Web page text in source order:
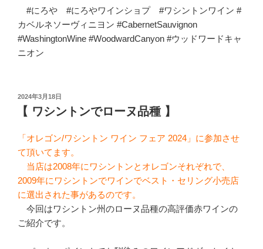
#にろや #にろやワインショプ #ワシントンワイン #
カベルネソーヴィニヨン #CabernetSauvignon
#WashingtonWine #WoodwardCanyon #ウッドワードキャ
ニオン
投
日:
2024年3月18日
【 ワシントンでローヌ品種 】
「オレゴン/ワシントン ワイン フェア 2024」に参加させ
て頂いてます。
当店は2008年にワシントンとオレゴンそれぞれで、
2009年にワシントンでワインでベスト・セリング小売店
に選出された事があるのです。
今回はワシントン州のローヌ品種の高評価赤ワインの
ご紹介です。